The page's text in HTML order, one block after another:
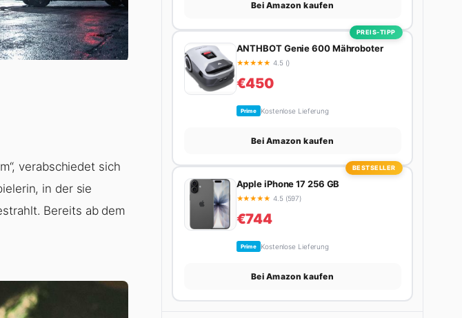
verabschiedet sich
in der sie
Bereits ab dem
Bei Amazon kaufen
PREIS-TIPP
ANTHBOT Genie 600 Mähroboter
★★★★★ 4.5 ()
€450
Prime Kostenlose Lieferung
Bei Amazon kaufen
BESTSELLER
Apple iPhone 17 256 GB
★★★★★ 4.5 (597)
€744
Prime Kostenlose Lieferung
Bei Amazon kaufen